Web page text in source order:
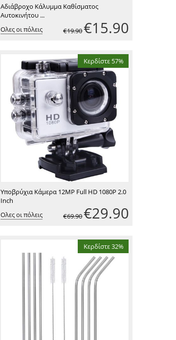
Αδιάβροχο Κάλυμμα Καθίσματος
Αυτοκινήτου ...
Ολες οι πόλεις
€19.90€15.90
Κερδίστε 57%
Υποβρύχια Κάμερα 12MP Full HD 1080P 2.0
Inch
Ολες οι πόλεις
€69.90€29.90
Κερδίστε 32%